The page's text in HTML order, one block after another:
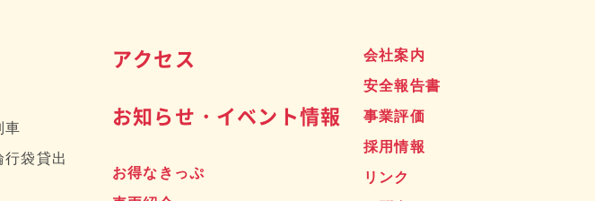
車
袋貸出
アクセス
お知らせ・イベント情報
お得なきっぷ
会社案内
安全報告書
事業評価
採用情報
リンク